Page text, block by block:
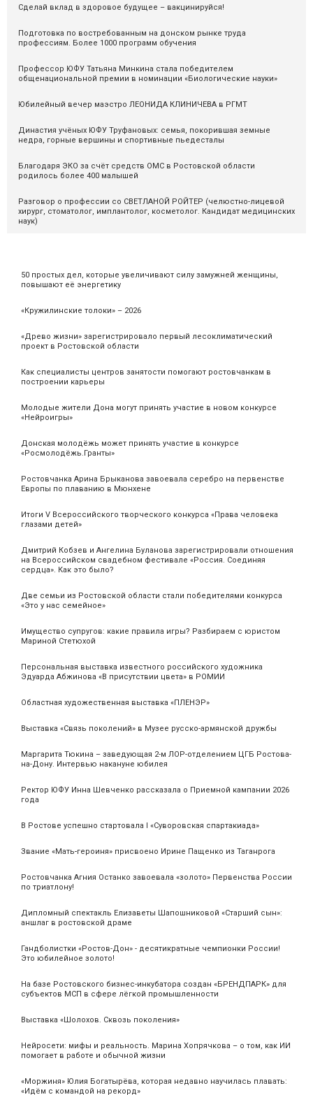
50 простых дел, которые увеличивают силу замужней женщины,
повышают её энергетику
«Кружилинские толоки» – 2026
«Древо жизни» зарегистрировало первый лесоклиматический
проект в Ростовской области
Как специалисты центров занятости помогают ростовчанкам в
построении карьеры
Молодые жители Дона могут принять участие в новом конкурсе
«Нейроигры»
Донская молодёжь может принять участие в конкурсе
«Росмолодёжь.Гранты»
Ростовчанка Арина Брыканова завоевала серебро на первенстве
Европы по плаванию в Мюнхене
Итоги V Всероссийского творческого конкурса «Права человека
глазами детей»
Дмитрий Кобзев и Ангелина Буланова зарегистрировали отношения
на Всероссийском свадебном фестивале «Россия. Соединяя
сердца». Как это было?
Две семьи из Ростовской области стали победителями конкурса
«Это у нас семейное»
Имущество супругов: какие правила игры? Разбираем с юристом
Мариной Стетюхой
Персональная выставка известного российского художника
Эдуарда Абжинова «В присутствии цвета» в РОМИИ
Областная художественная выставка «ПЛЕНЭР»
Выставка «Связь поколений» в Музее русско-армянской дружбы
Маргарита Тюкина – заведующая 2-м ЛОР-отделением ЦГБ Ростова-
на-Дону. Интервью накануне юбилея
Ректор ЮФУ Инна Шевченко рассказала о Приемной кампании 2026
года
В Ростове успешно стартовала I «Суворовская спартакиада»
Звание «Мать‑героиня» присвоено Ирине Пащенко из Таганрога
Ростовчанка Агния Останко завоевала «золото» Первенства России
по триатлону!
Дипломный спектакль Елизаветы Шапошниковой «Старший сын»:
аншлаг в ростовской драме
Гандболистки «Ростов-Дон» - десятикратные чемпионки России!
Это юбилейное золото!
На базе Ростовского бизнес-инкубатора создан «БРЕНДПАРК» для
субъектов МСП в сфере лёгкой промышленности
Выставка «Шолохов. Сквозь поколения»
Нейросети: мифы и реальность. Марина Хопрячкова – о том, как ИИ
помогает в работе и обычной жизни
«Моржиня» Юлия Богатырёва, которая недавно научилась плавать:
«Идём с командой на рекорд»
Сделай вклад в здоровое будущее – вакцинируйся!
Подготовка по востребованным на донском рынке труда
профессиям. Более 1000 программ обучения
Профессор ЮФУ Татьяна Минкина стала победителем
общенациональной премии в номинации «Биологические науки»
Юбилейный вечер маэстро ЛЕОНИДА КЛИНИЧЕВА в РГМТ
Династия учёных ЮФУ Труфановых: семья, покорившая земные
недра, горные вершины и спортивные пьедесталы
Благодаря ЭКО за счёт средств ОМС в Ростовской области
родилось более 400 малышей
Разговор о профессии со СВЕТЛАНОЙ РОЙТЕР (челюстно-лицевой
хирург, стоматолог, имплантолог, косметолог. Кандидат медицинских
наук)